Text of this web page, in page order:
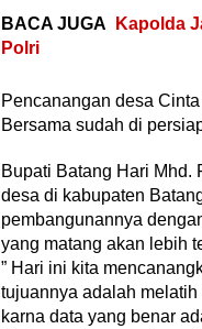
BACA JUGA
Kapolda
Polri
Pencanangan desa
Bersama sudah di
Bupati Batang Hari Mhd.
desa di kabupaten
pembangunannya
yang matang akan lebih
” Hari ini kita
tujuannya adalah
karna data yang benar